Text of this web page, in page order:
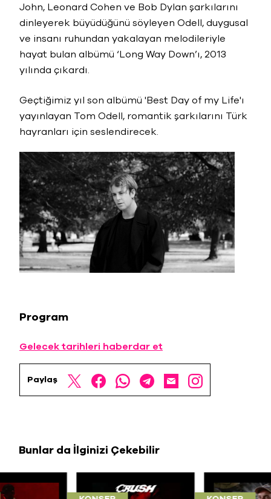
John, Leonard Cohen ve Bob Dylan şarkılarını
dinleyerek büyüdüğünü söyleyen Odell, duygusal
ve insanı ruhundan yakalayan melodileriyle
hayat bulan albümü ‘Long Way Down’ı, 2013
yılında çıkardı.
Geçtiğimiz yıl son albümü 'Best Day of my Life'ı
yayınlayan Tom Odell, romantik şarkılarını Türk
hayranları için seslendirecek.
Program
Gelecek tarihleri haberdar et
Paylaş
Bunlar da İlginizi Çekebilir